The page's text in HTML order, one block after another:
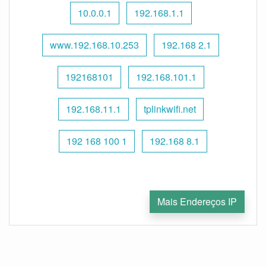
10.0.0.1 192.168.1.1
www.192.168.10.253 192.168 2.1
192168101 192.168.101.1
192.168.11.1 tplinkwifi.net
192 168 100 1 192.168 8.1
Mais Endereços IP